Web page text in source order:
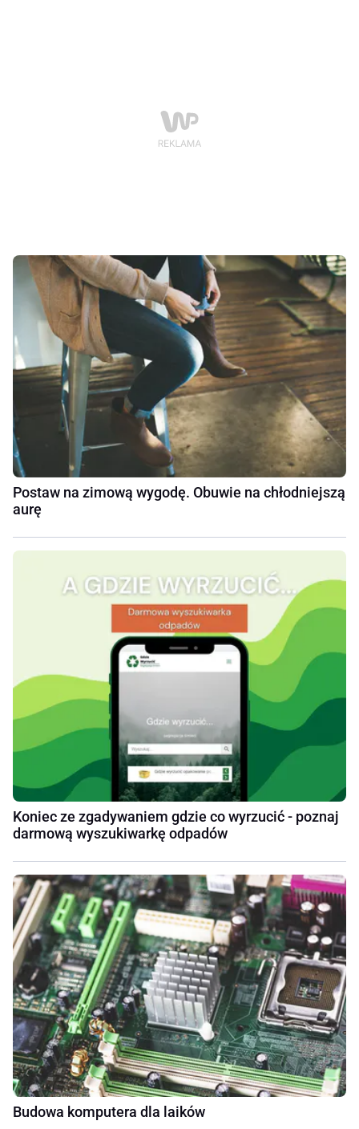
Postaw na zimową wygodę. Obuwie na chłodniejszą
aurę
Koniec ze zgadywaniem gdzie co wyrzucić - poznaj
darmową wyszukiwarkę odpadów
Budowa komputera dla laików